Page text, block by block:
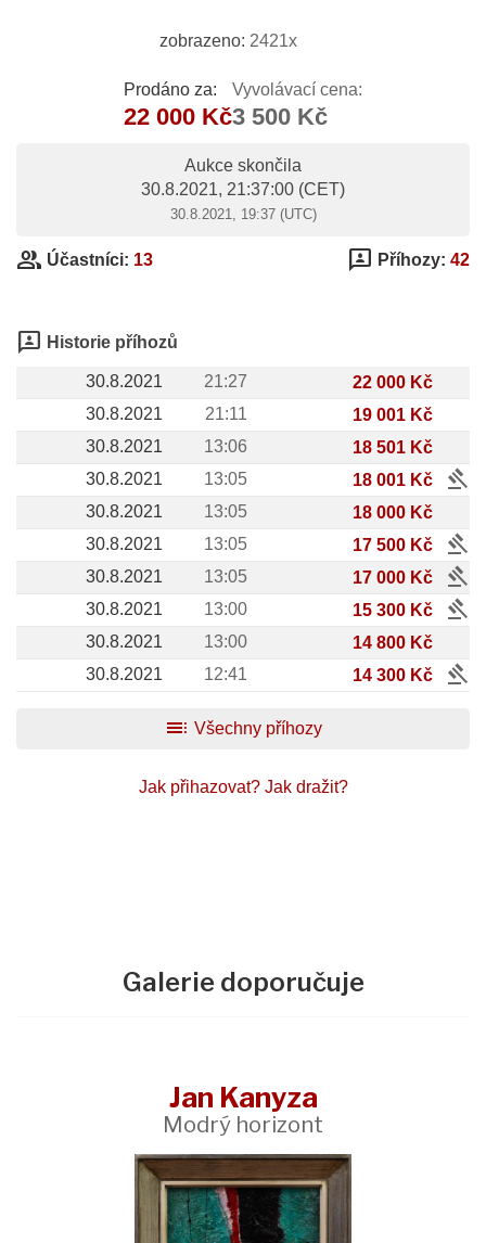
zobrazeno: 2421x
Prodáno za:
22 000 Kč
Vyvolávací cena:
3 500 Kč
Aukce skončila
30.8.2021, 21:37:00 (CET)
30.8.2021, 19:37 (UTC)
group Účastníci: 13 3p Příhozy: 42
3p Historie příhozů
30.8.2021 21:27
22 000 Kč
30.8.2021
21:11
19 001 Kč
30.8.2021
13:06
18 501 Kč
30.8.2021
13:05 18 001 Kč gavel
30.8.2021 13:05
18 000 Kč
30.8.2021
13:05 17 500 Kč gavel
30.8.2021 13:05 17 000 Kč gavel
30.8.2021 13:00 15 300 Kč gavel
30.8.2021 13:00
14 800 Kč
30.8.2021
12:41 14 300 Kč
gavel
toc Všechny příhozy
Jak přihazovat? Jak dražit?
Galerie doporučuje
Jan Kanyza
Modrý horizont